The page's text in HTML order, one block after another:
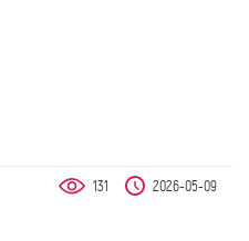
2026-05-09
131